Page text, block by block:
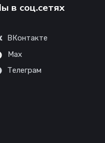
в соц.сетях
ВКонтакте
Max
Телеграм